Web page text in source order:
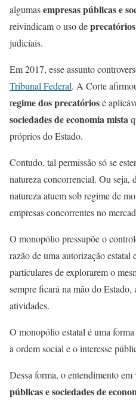
algumasempresas públicas e
reivindicam o uso deprecatórios
judiciais.
Em 2017, esse assunto
Tribunal Federal. A Corte
regime dos precatóriosé
sociedades de economia mista
próprios do Estado.
Contudo, tal permissão só se
natureza concorrencial. Ou seja,
natureza atuem sob regime de
empresas concorrentes no
O monopólio pressupõe o
razão de uma autorização estatal
particulares de explorarem o
sempre ficará na mão do
atividades.
O monopólio estatal é uma
a ordem social e o interesse
Dessa forma, o entendimento
públicas e sociedades de